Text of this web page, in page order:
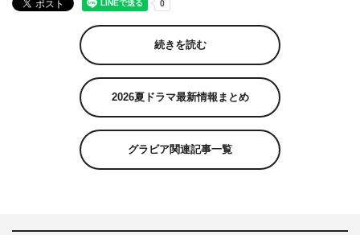
続きを読む
2026夏ドラマ最新情報まとめ
グラビア関連記事一覧